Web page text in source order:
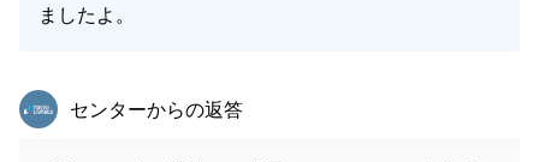
ましたよ。
東急リバブル
センターからの返答